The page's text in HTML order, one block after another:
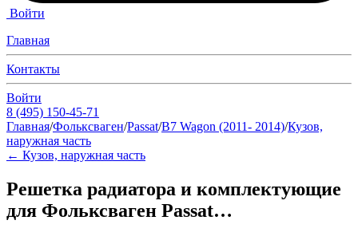
Войти
Главная
Контакты
Войти
8 (495) 150-45-71
Главная/Фольксваген/Passat/B7 Wagon (2011- 2014)/Кузов,
наружная часть
← Кузов, наружная часть
Решетка радиатора и комплектующие
для Фольксваген Passat…